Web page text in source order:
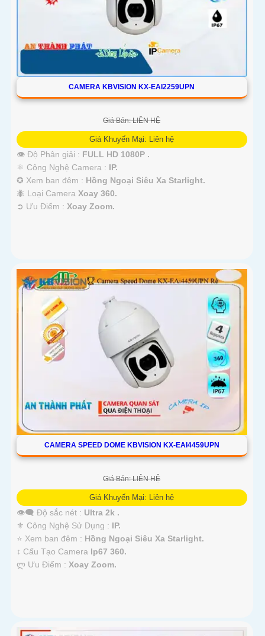
CAMERA KBVISION KX-EAI2259UPN
Giá Bán: LIÊN HỆ
Giá Khuyến Mại: Liên hệ
👁 Độ Phân giải : FULL HD 1080P .
⚛️ Công Nghệ Camera : IP.
✪ Xem ban đêm : Hồng Ngoại Siêu Xa Starlight.
🐜 Loại Camera Xoay 360.
️➲ Ưu Điểm : Xoay Zoom.
CAMERA SPEED DOME KBVISION KX-EAI4459UPN
Giá Bán: LIÊN HỆ
Giá Khuyến Mại: Liên hệ
👁️‍🗨 Độ sắc nét : Ultra 2k .
⚜️ Công Nghệ Sử Dụng : IP.
⭐ Xem ban đêm : Hồng Ngoại Siêu Xa Starlight.
↕️ Cấu Tạo Camera Ip67 360.
️ლ Ưu Điểm : Xoay Zoom.